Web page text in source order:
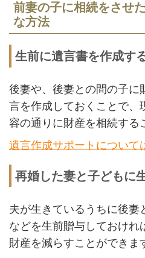
前妻の子に相続をさせ
な方法
生前に遺言書を作成す
後妻や、後妻との間の子に
言を作成しておくことで、
容の通りに財産を相続する
遺言作成サポートについて
再婚した妻と子どもに
夫が生きているうちに後妻
などを生前贈与しておけれ
財産を減らすことができま